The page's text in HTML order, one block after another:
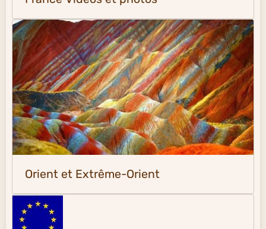
Orient et Extrême-Orient